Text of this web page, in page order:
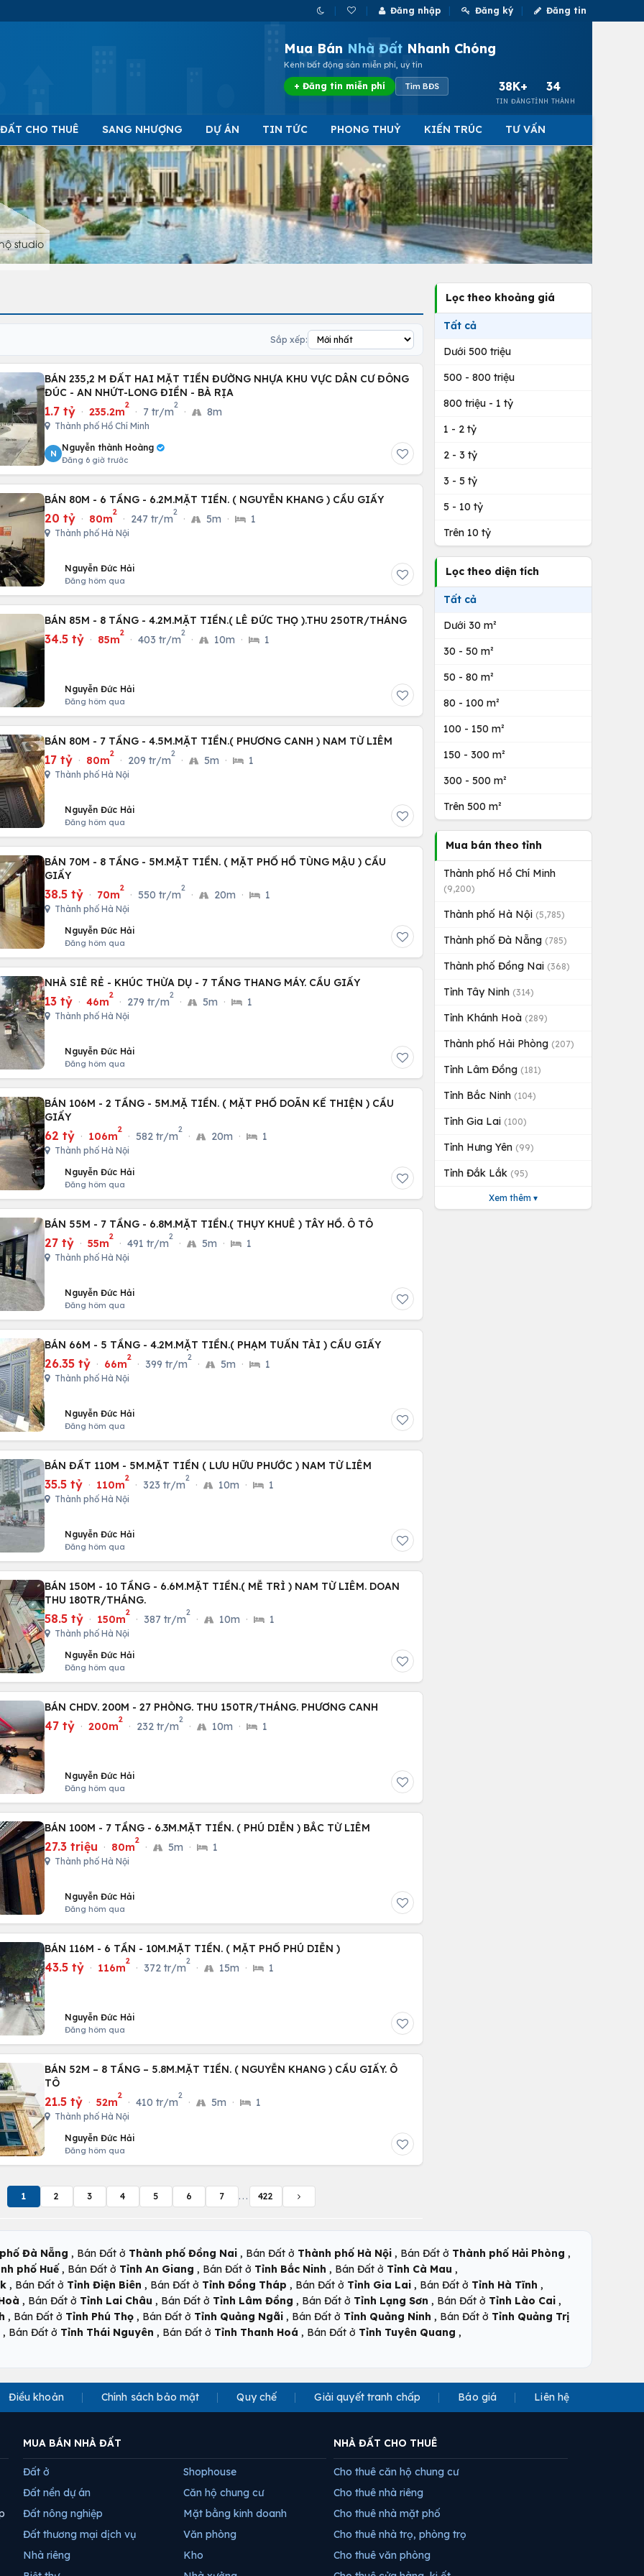
Đăng nhập Đăng ký Đăng tin
Mua Bán Nhà Đất Nhanh Chóng
Kênh bất động sản miễn phí, uy tín
+ Đăng tin miễn phí Tìm BĐS 38K+
TIN ĐĂNG
34
TỈNH THÀNH
CHO THUÊ SANG NHƯỢNG DỰ ÁN TIN TỨC PHONG THUỶ KIẾN TRÚC TƯ VẤN
studio
Sắp xếp:
BÁN 235,2 M ĐẤT HAI MẶT TIỀN ĐƯỜNG NHỰA KHU VỰC DÂN CƯ ĐÔNG
ĐÚC - AN NHỨT-LONG ĐIỀN - BÀ RỊA
1.7 tỷ · 235.2m
2
· 7 tr/m
2
· 8m
Thành phố Hồ Chí Minh
N
Nguyễn thành Hoàng
Đăng 6 giờ trước
BÁN 80M - 6 TẦNG - 6.2M.MẶT TIỀN. ( NGUYỄN KHANG ) CẦU GIẤY
20 tỷ · 80m
2
· 247 tr/m
2
· 5m · 1
Thành phố Hà Nội
Nguyễn Đức Hải
Đăng hôm qua
BÁN 85M - 8 TẦNG - 4.2M.MẶT TIỀN.( LÊ ĐỨC THỌ ).THU 250TR/THÁNG
34.5 tỷ · 85m
2
· 403 tr/m
2
· 10m · 1
Nguyễn Đức Hải
Đăng hôm qua
BÁN 80M - 7 TẦNG - 4.5M.MẶT TIỀN.( PHƯƠNG CANH ) NAM TỪ LIÊM
17 tỷ · 80m
2
· 209 tr/m
2
· 5m · 1
Thành phố Hà Nội
Nguyễn Đức Hải
Đăng hôm qua
BÁN 70M - 8 TẦNG - 5M.MẶT TIỀN. ( MẶT PHỐ HỒ TÙNG MẬU ) CẦU
GIẤY
38.5 tỷ · 70m
2
· 550 tr/m
2
· 20m · 1
Thành phố Hà Nội
Nguyễn Đức Hải
Đăng hôm qua
NHÀ SIÊ RẺ - KHÚC THỪA DỤ - 7 TẦNG THANG MÁY. CẦU GIẤY
13 tỷ · 46m
2
· 279 tr/m
2
· 5m · 1
Thành phố Hà Nội
Nguyễn Đức Hải
Đăng hôm qua
BÁN 106M - 2 TẦNG - 5M.MẶ TIỀN. ( MẶT PHỐ DOÃN KẾ THIỆN ) CẦU
GIẤY
62 tỷ · 106m
2
· 582 tr/m
2
· 20m · 1
Thành phố Hà Nội
Nguyễn Đức Hải
Đăng hôm qua
BÁN 55M - 7 TẦNG - 6.8M.MẶT TIỀN.( THỤY KHUÊ ) TÂY HỒ. Ô TÔ
27 tỷ · 55m
2
· 491 tr/m
2
· 5m · 1
Thành phố Hà Nội
Nguyễn Đức Hải
Đăng hôm qua
BÁN 66M - 5 TẦNG - 4.2M.MẶT TIỀN.( PHẠM TUẤN TÀI ) CẦU GIẤY
26.35 tỷ · 66m
2
· 399 tr/m
2
· 5m · 1
Thành phố Hà Nội
Nguyễn Đức Hải
Đăng hôm qua
BÁN ĐẤT 110M - 5M.MẶT TIỀN ( LƯU HỮU PHƯỚC ) NAM TỪ LIÊM
35.5 tỷ · 110m
2
· 323 tr/m
2
· 10m · 1
Thành phố Hà Nội
Nguyễn Đức Hải
Đăng hôm qua
BÁN 150M - 10 TẦNG - 6.6M.MẶT TIỀN.( MỄ TRÌ ) NAM TỪ LIÊM. DOAN
THU 180TR/THÁNG.
58.5 tỷ · 150m
2
· 387 tr/m
2
· 10m · 1
Thành phố Hà Nội
Nguyễn Đức Hải
Đăng hôm qua
BÁN CHDV. 200M - 27 PHÒNG. THU 150TR/THÁNG. PHƯƠNG CANH
47 tỷ · 200m
2
· 232 tr/m
2
· 10m · 1
Nguyễn Đức Hải
Đăng hôm qua
BÁN 100M - 7 TẦNG - 6.3M.MẶT TIỀN. ( PHÚ DIỄN ) BẮC TỪ LIÊM
27.3 triệu · 80m
2
· 5m · 1
Thành phố Hà Nội
Nguyễn Đức Hải
Đăng hôm qua
BÁN 116M - 6 TẦN - 10M.MẶT TIỀN. ( MẶT PHỐ PHÚ DIỄN )
43.5 tỷ · 116m
2
· 372 tr/m
2
· 15m · 1
Nguyễn Đức Hải
Đăng hôm qua
BÁN 52M – 8 TẦNG – 5.8M.MẶT TIỀN. ( NGUYỄN KHANG ) CẦU GIẤY. Ô
TÔ
21.5 tỷ · 52m
2
· 410 tr/m
2
· 5m · 1
Thành phố Hà Nội
Nguyễn Đức Hải
Đăng hôm qua
1 2 3 4 5 6 7 ... 422
Lọc theo khoảng giá
Tất cả
Dưới 500 triệu
500 - 800 triệu
800 triệu - 1 tỷ
1 - 2 tỷ
2 - 3 tỷ
3 - 5 tỷ
5 - 10 tỷ
Trên 10 tỷ
Lọc theo diện tích
Tất cả
Dưới 30 m²
30 - 50 m²
50 - 80 m²
80 - 100 m²
100 - 150 m²
150 - 300 m²
300 - 500 m²
Trên 500 m²
Mua bán theo tỉnh
Thành phố Hồ Chí Minh
(9,200)
Thành phố Hà Nội (5,785)
Thành phố Đà Nẵng (785)
Thành phố Đồng Nai (368)
Tỉnh Tây Ninh (314)
Tỉnh Khánh Hoà (289)
Thành phố Hải Phòng (207)
Tỉnh Lâm Đồng (181)
Tỉnh Bắc Ninh (104)
Tỉnh Gia Lai (100)
Tỉnh Hưng Yên (99)
Tỉnh Đắk Lắk (95)
Xem thêm ▾
Đà Nẵng , Bán Đất ở Thành phố Đồng Nai , Bán Đất ở Thành phố Hà Nội , Bán Đất ở Thành phố Hải Phòng ,
phố Huế , Bán Đất ở Tỉnh An Giang , Bán Đất ở Tỉnh Bắc Ninh , Bán Đất ở Tỉnh Cà Mau ,
, Bán Đất ở Tỉnh Điện Biên , Bán Đất ở Tỉnh Đồng Tháp , Bán Đất ở Tỉnh Gia Lai , Bán Đất ở Tỉnh Hà Tĩnh ,
, Bán Đất ở Tỉnh Lai Châu , Bán Đất ở Tỉnh Lâm Đồng , Bán Đất ở Tỉnh Lạng Sơn , Bán Đất ở Tỉnh Lào Cai ,
, Bán Đất ở Tỉnh Phú Thọ , Bán Đất ở Tỉnh Quảng Ngãi , Bán Đất ở Tỉnh Quảng Ninh , Bán Đất ở Tỉnh Quảng Trị
, Bán Đất ở Tỉnh Thái Nguyên , Bán Đất ở Tỉnh Thanh Hoá , Bán Đất ở Tỉnh Tuyên Quang ,
Điều khoản Chính sách bảo mật Quy chế Giải quyết tranh chấp Báo giá Liên hệ
MUA BÁN NHÀ ĐẤT
Đất ở
Đất nền dự án
Đất nông nghiệp
Đất thương mại dịch vụ
Nhà riêng
Shophouse
Căn hộ chung cư
Mặt bằng kinh doanh
Văn phòng
Kho
NHÀ ĐẤT CHO THUÊ
Cho thuê căn hộ chung cư
Cho thuê nhà riêng
Cho thuê nhà mặt phố
Cho thuê nhà trọ, phòng trọ
Cho thuê văn phòng